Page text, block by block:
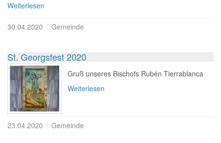
Weiterlesen
30.04.2020 Gemeinde
St. Georgsfest 2020
Gruß unseres Bischofs Rubén Tierrablanca
Weiterlesen
23.04.2020 Gemeinde